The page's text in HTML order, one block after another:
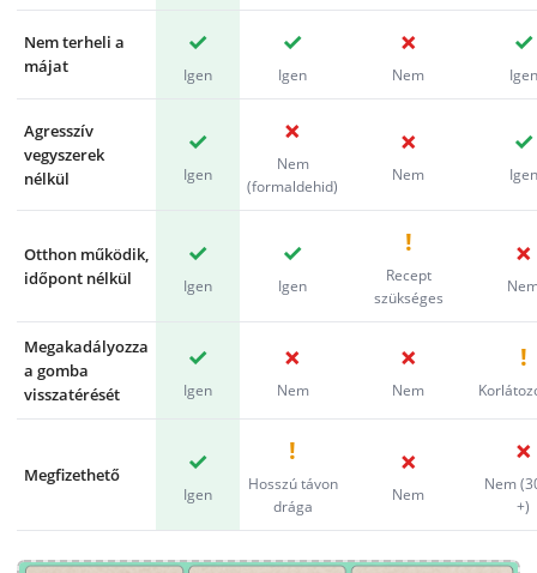
Nem terheli a
májat
✓
Igen
✓
Igen
✗
Nem
✓
Igen
Agresszív
vegyszerek
nélkül
✓
Igen
✗
Nem
(formaldehid)
✗
Nem
✓
Igen
Otthon működik,
időpont nélkül
✓
Igen
✓
Igen
!
Recept
szükséges
✗
Megakadályozza
a gomba
visszatérését
✓
Igen
✗
Nem
✗
Nem
!
Megfizethető ✓
Igen
!
Hosszú távon
drága
✗
Nem
✗
Nem
+)